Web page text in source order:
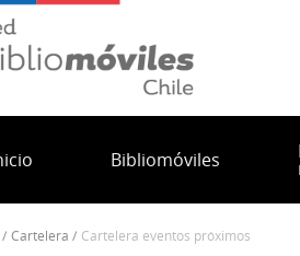
Bibliomóviles
cartelera cartelera eventos próximos